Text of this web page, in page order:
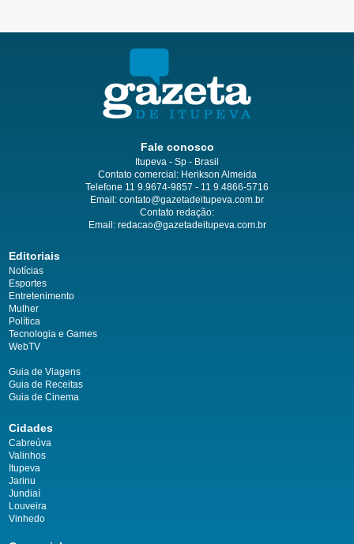
Fale conosco
Itupeva - Sp - Brasil
Contato comercial: Herikson Almeida
Telefone 11 9.9674-9857 - 11 9.4866-5716
Email: contato@gazetadeitupeva.com.br
Contato redação:
Email: redacao@gazetadeitupeva.com.br
Editoriais
Notícias
Esportes
Entretenimento
Mulher
Política
Tecnologia e Games
WebTV
Guia de Viagens
Guia de Receitas
Guia de Cinema
Cidades
Cabreúva
Valinhos
Itupeva
Jarinu
Jundiaí
Louveira
Vinhedo